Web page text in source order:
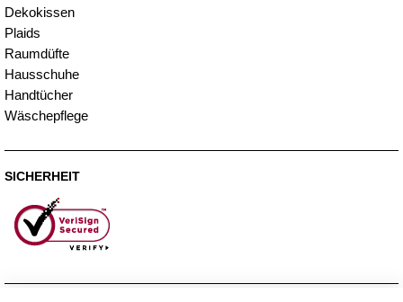
Dekokissen
Plaids
Raumdüfte
Hausschuhe
Handtücher
Wäschepflege
SICHERHEIT